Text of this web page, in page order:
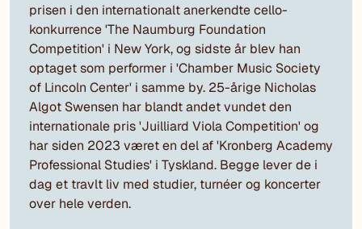
prisen i den internationalt anerkendte cello-
konkurrence 'The Naumburg Foundation
Competition' i New York, og sidste år blev han
optaget som performer i 'Chamber Music Society
of Lincoln Center' i samme by. 25-årige Nicholas
Algot Swensen har blandt andet vundet den
internationale pris 'Juilliard Viola Competition' og
har siden 2023 været en del af 'Kronberg Academy
Professional Studies' i Tyskland. Begge lever de i
dag et travlt liv med studier, turnéer og koncerter
over hele verden.